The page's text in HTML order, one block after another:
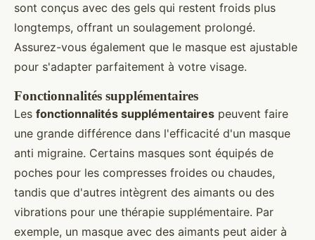
sont conçus avec des gels qui restent froids plus
longtemps, offrant un soulagement prolongé.
Assurez-vous également que le masque est ajustable
pour s'adapter parfaitement à votre visage.
Fonctionnalités supplémentaires
Les fonctionnalités supplémentaires peuvent faire
une grande différence dans l'efficacité d'un masque
anti migraine. Certains masques sont équipés de
poches pour les compresses froides ou chaudes,
tandis que d'autres intègrent des aimants ou des
vibrations pour une thérapie supplémentaire. Par
exemple, un masque avec des aimants peut aider à